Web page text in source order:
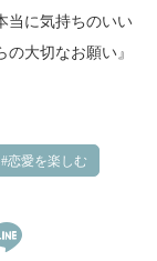
当に気持ちのいい
大切なお願い』
恋愛を楽しむ